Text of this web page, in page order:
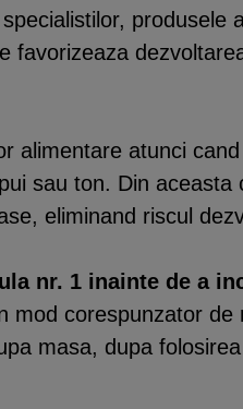
favorizeaza
alimentare atunci
sau ton. Din
eliminand riscul
nr. 1 inainte de a
mod corespunzator
masa, dupa